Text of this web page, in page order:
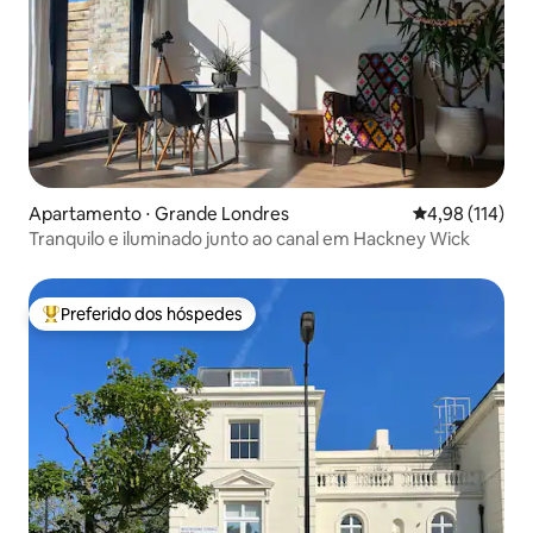
Apartamento ⋅ Grande Londres 4,98 de uma
4,98 (114)
Tranquilo e iluminado junto ao canal em Hackney Wick
Entre os melhores preferidos dos hóspedes
Preferido dos hóspedes